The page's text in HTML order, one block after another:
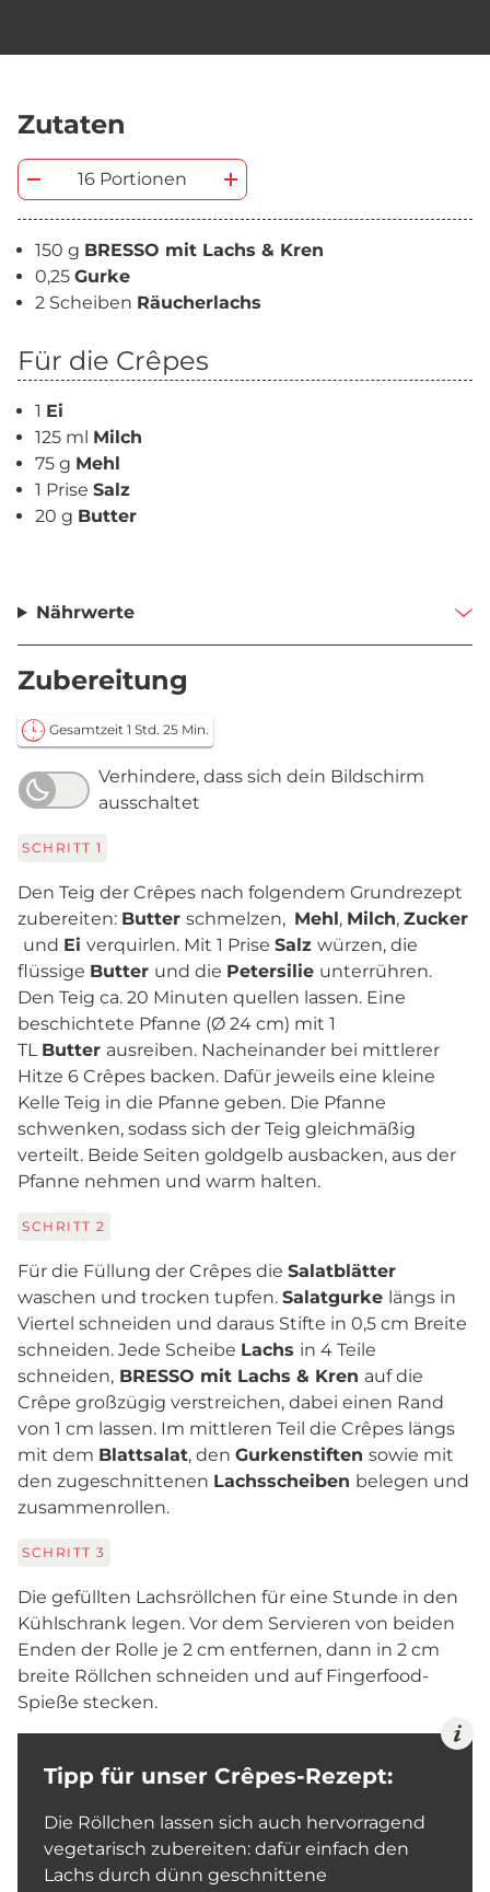
Zutaten
16 Portionen
150 g BRESSO mit Lachs & Kren
0,25 Gurke
2 Scheiben Räucherlachs
Für die Crêpes
1 Ei
125 ml Milch
75 g Mehl
1 Prise Salz
20 g Butter
Nährwerte
Zubereitung
Gesamtzeit 1 Std. 25 Min.
Verhindere, dass sich dein Bildschirm
ausschaltet
SCHRITT 1
Den Teig der Crêpes nach folgendem Grundrezept
zubereiten: Butter schmelzen, Mehl, Milch, Zucker
und Ei verquirlen. Mit 1 Prise Salz würzen, die
flüssige Butter und die Petersilie unterrühren.
Den Teig ca. 20 Minuten quellen lassen. Eine
beschichtete Pfanne (Ø 24 cm) mit 1
TL Butter ausreiben. Nacheinander bei mittlerer
Hitze 6 Crêpes backen. Dafür jeweils eine kleine
Kelle Teig in die Pfanne geben. Die Pfanne
schwenken, sodass sich der Teig gleichmäßig
verteilt. Beide Seiten goldgelb ausbacken, aus der
Pfanne nehmen und warm halten.
SCHRITT 2
Für die Füllung der Crêpes die Salatblätter
waschen und trocken tupfen. Salatgurke längs in
Viertel schneiden und daraus Stifte in 0,5 cm Breite
schneiden. Jede Scheibe Lachs in 4 Teile
schneiden, BRESSO mit Lachs & Kren auf die
Crêpe großzügig verstreichen, dabei einen Rand
von 1 cm lassen. Im mittleren Teil die Crêpes längs
mit dem Blattsalat, den Gurkenstiften sowie mit
den zugeschnittenen Lachsscheiben belegen und
zusammenrollen.
SCHRITT 3
Die gefüllten Lachsröllchen für eine Stunde in den
Kühlschrank legen. Vor dem Servieren von beiden
Enden der Rolle je 2 cm entfernen, dann in 2 cm
breite Röllchen schneiden und auf Fingerfood-
Spieße stecken.
Tipp für unser Crêpes-Rezept:
Die Röllchen lassen sich auch hervorragend
vegetarisch zubereiten: dafür einfach den
Lachs durch dünn geschnittene